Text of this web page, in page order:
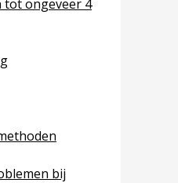
tot ongeveer 4
en afstemming
extinctiemethoden
bij
bij slaapproblemen